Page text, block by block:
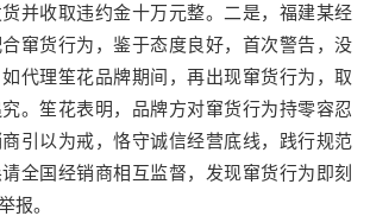
并收取违约金十万元整。二是，福建某经
窜货行为，鉴于态度良好，首次警告，没
代理笙花品牌期间，再出现窜货行为，取
。笙花表明，品牌方对窜货行为持零容忍
引以为戒，恪守诚信经营底线，践行规范
全国经销商相互监督，发现窜货行为即刻
报。